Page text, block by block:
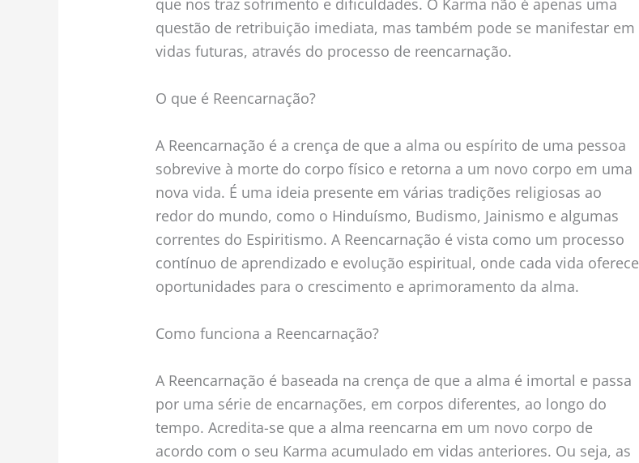
que nos traz sofrimento e dificuldades. O Karma não é apenas uma
questão de retribuição imediata, mas também pode se manifestar em
vidas futuras, através do processo de reencarnação.
O que é Reencarnação?
A Reencarnação é a crença de que a alma ou espírito de uma pessoa
sobrevive à morte do corpo físico e retorna a um novo corpo em uma
nova vida. É uma ideia presente em várias tradições religiosas ao
redor do mundo, como o Hinduísmo, Budismo, Jainismo e algumas
correntes do Espiritismo. A Reencarnação é vista como um processo
contínuo de aprendizado e evolução espiritual, onde cada vida oferece
oportunidades para o crescimento e aprimoramento da alma.
Como funciona a Reencarnação?
A Reencarnação é baseada na crença de que a alma é imortal e passa
por uma série de encarnações, em corpos diferentes, ao longo do
tempo. Acredita-se que a alma reencarna em um novo corpo de
acordo com o seu Karma acumulado em vidas anteriores. Ou seja, as